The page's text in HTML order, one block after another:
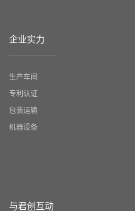
企业实力
生产车间
专利认证
包装运输
机器设备
与君创互动